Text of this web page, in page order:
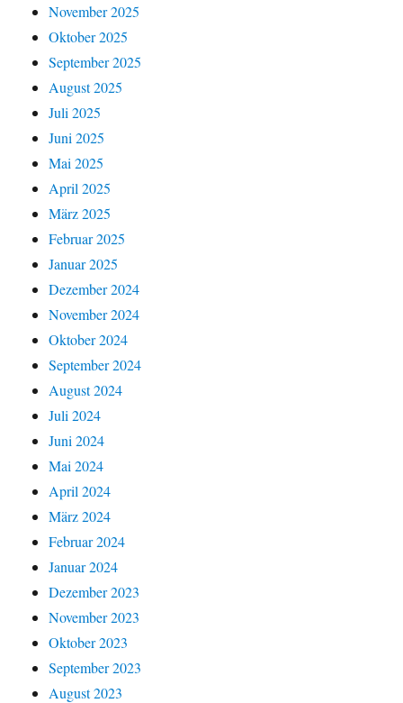
November 2025
Oktober 2025
September 2025
August 2025
Juli 2025
Juni 2025
Mai 2025
April 2025
März 2025
Februar 2025
Januar 2025
Dezember 2024
November 2024
Oktober 2024
September 2024
August 2024
Juli 2024
Juni 2024
Mai 2024
April 2024
März 2024
Februar 2024
Januar 2024
Dezember 2023
November 2023
Oktober 2023
September 2023
August 2023